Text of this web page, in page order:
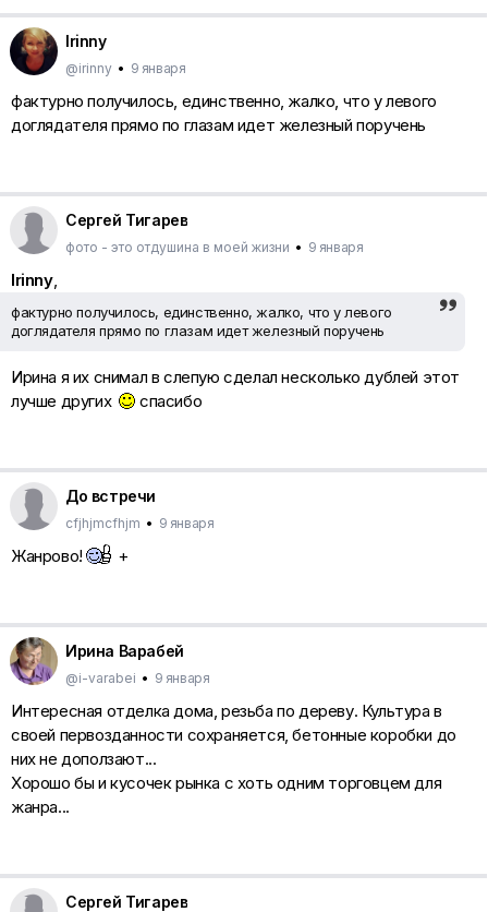
Irinny
@irinny • 9 января
фактурно получилось, единственно, жалко, что у левого
доглядателя прямо по глазам идет железный поручень
Сергей Тигарев
фото - это отдушина в моей жизни • 9 января
Irinny,
фактурно получилось, единственно, жалко, что у левого
доглядателя прямо по глазам идет железный поручень
Ирина я их снимал в слепую сделал несколько дублей этот
лучше других
спасибо
До встречи
cfjhjmcfhjm • 9 января
Жанрово! +
Ирина Варабей
@i-varabei • 9 января
Интересная отделка дома, резьба по дереву. Культура в
своей первозданности сохраняется, бетонные коробки до
них не доползают...
Хорошо бы и кусочек рынка с хоть одним торговцем для
жанра...
Сергей Тигарев